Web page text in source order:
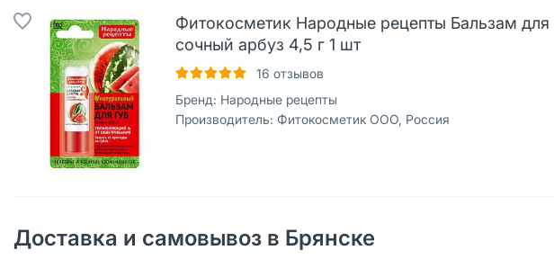
Фитокосметик Народные рецепты Бальзам для
сочный арбуз 4,5 г 1 шт
16 отзывов
Бренд: Народные рецепты
Производитель: Фитокосметик ООО, Россия
Доставка и самовывоз в Брянске